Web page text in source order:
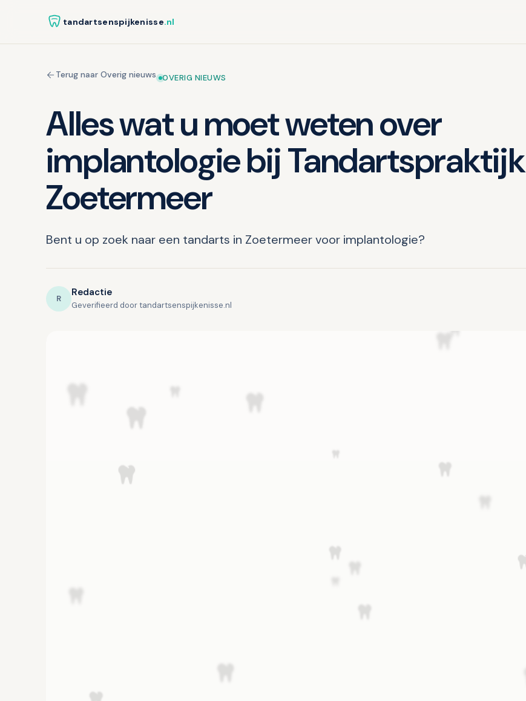
tandartsenspijkenisse.nl
Terug naar Overig nieuws OVERIG NIEUWS
Alles wat u moet weten over
implantologie bij Tandartspraktijk
Zoetermeer
Bent u op zoek naar een tandarts in Zoetermeer voor implantologie?
R Redactie
Geverifieerd door tandartsenspijkenisse.nl